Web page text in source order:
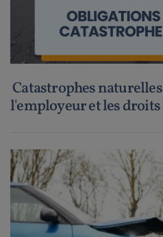
Catastrophes
l'employeur et les droits